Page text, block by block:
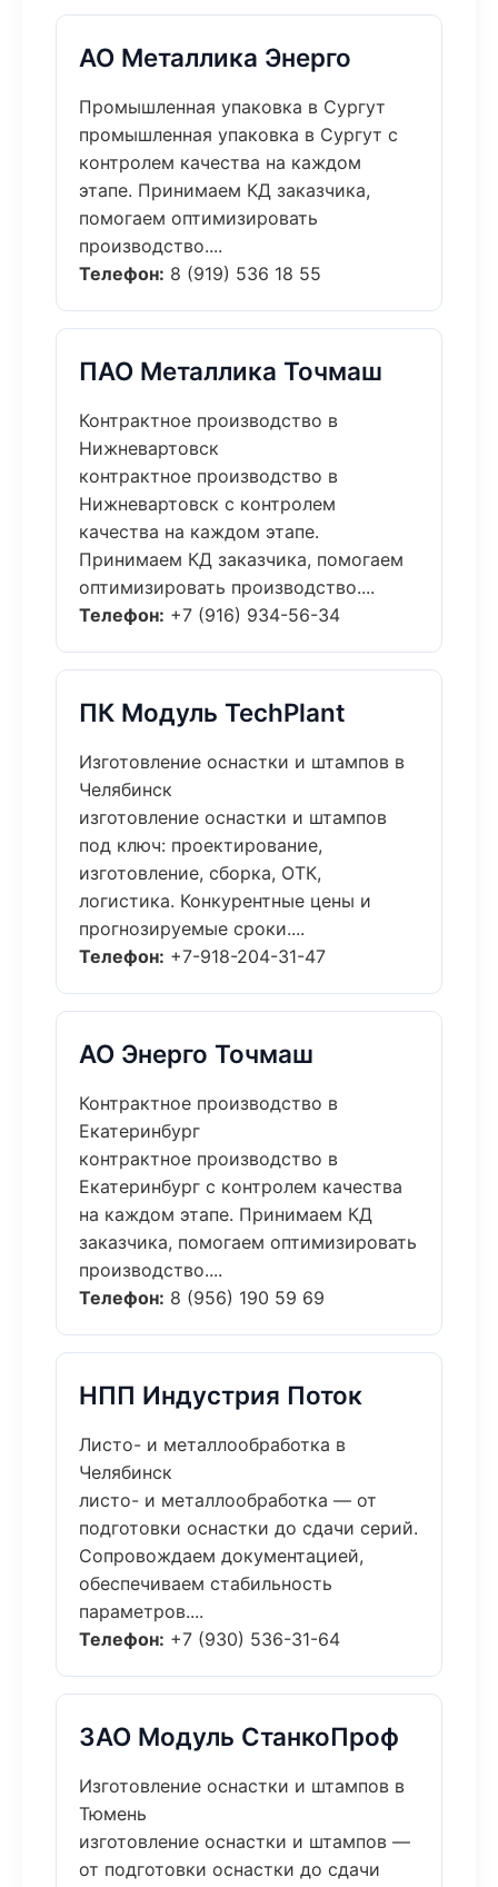
АО Металлика Энерго
Промышленная упаковка в Сургут
промышленная упаковка в Сургут с
контролем качества на каждом
этапе. Принимаем КД заказчика,
помогаем оптимизировать
производство....
Телефон: 8 (919) 536 18 55
ПАО Металлика Точмаш
Контрактное производство в
Нижневартовск
контрактное производство в
Нижневартовск с контролем
качества на каждом этапе.
Принимаем КД заказчика, помогаем
оптимизировать производство....
Телефон: +7 (916) 934-56-34
ПК Модуль TechPlant
Изготовление оснастки и штампов в
Челябинск
изготовление оснастки и штампов
под ключ: проектирование,
изготовление, сборка, ОТК,
логистика. Конкурентные цены и
прогнозируемые сроки....
Телефон: +7-918-204-31-47
АО Энерго Точмаш
Контрактное производство в
Екатеринбург
контрактное производство в
Екатеринбург с контролем качества
на каждом этапе. Принимаем КД
заказчика, помогаем оптимизировать
производство....
Телефон: 8 (956) 190 59 69
НПП Индустрия Поток
Листо- и металлообработка в
Челябинск
листо- и металлообработка — от
подготовки оснастки до сдачи серий.
Сопровождаем документацией,
обеспечиваем стабильность
параметров....
Телефон: +7 (930) 536-31-64
ЗАО Модуль СтанкоПроф
Изготовление оснастки и штампов в
Тюмень
изготовление оснастки и штампов —
от подготовки оснастки до сдачи